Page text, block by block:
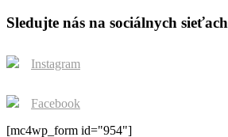
be
chosen
the
product
Sledujte nás na sociálnych sieťach
Instagram
Facebook
[mc4wp_form id="954"]